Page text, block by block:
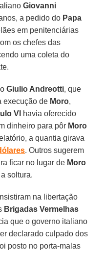
Giovanni
a pedido do Papa
em penitenciárias
os chefes das
uma coleta do
Giulio Andreotti, que
execução de Moro,
VI havia oferecido
dinheiro para pôr Moro
a quantia girava
. Outros sugerem
ficar no lugar de Moro
soltura.
na libertação
Brigadas Vermelhas
que o governo italiano
declarado culpado dos
posto no porta-malas